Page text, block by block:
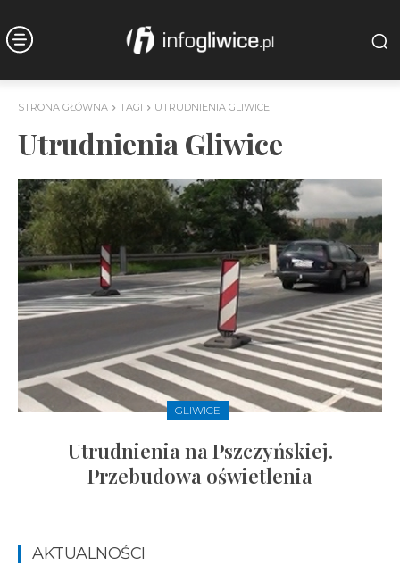
STRONA GŁÓWNA TAGI UTRUDNIENIA GLIWICE
Utrudnienia Gliwice
GLIWICE
Utrudnienia na Pszczyńskiej.
Przebudowa oświetlenia
AKTUALNOŚCI